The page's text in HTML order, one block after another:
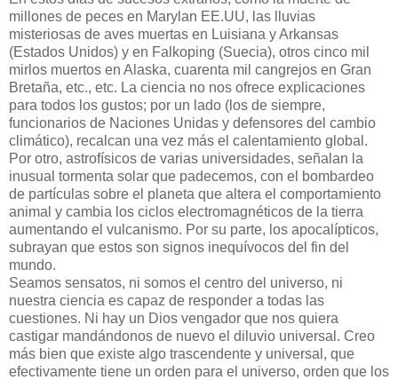
millones de peces en Marylan EE.UU, las lluvias
misteriosas de aves muertas en Luisiana y Arkansas
(Estados Unidos) y en Falkoping (Suecia), otros cinco mil
mirlos muertos en Alaska, cuarenta mil cangrejos en Gran
Bretaña, etc., etc. La ciencia no nos ofrece explicaciones
para todos los gustos; por un lado (los de siempre,
funcionarios de Naciones Unidas y defensores del cambio
climático), recalcan una vez más el calentamiento global.
Por otro, astrofísicos de varias universidades, señalan la
inusual tormenta solar que padecemos, con el bombardeo
de partículas sobre el planeta que altera el comportamiento
animal y cambia los ciclos electromagnéticos de la tierra
aumentando el vulcanismo. Por su parte, los apocalípticos,
subrayan que estos son signos inequívocos del fin del
mundo.
Seamos sensatos, ni somos el centro del universo, ni
nuestra ciencia es capaz de responder a todas las
cuestiones. Ni hay un Dios vengador que nos quiera
castigar mandándonos de nuevo el diluvio universal. Creo
más bien que existe algo trascendente y universal, que
efectivamente tiene un orden para el universo, orden que los